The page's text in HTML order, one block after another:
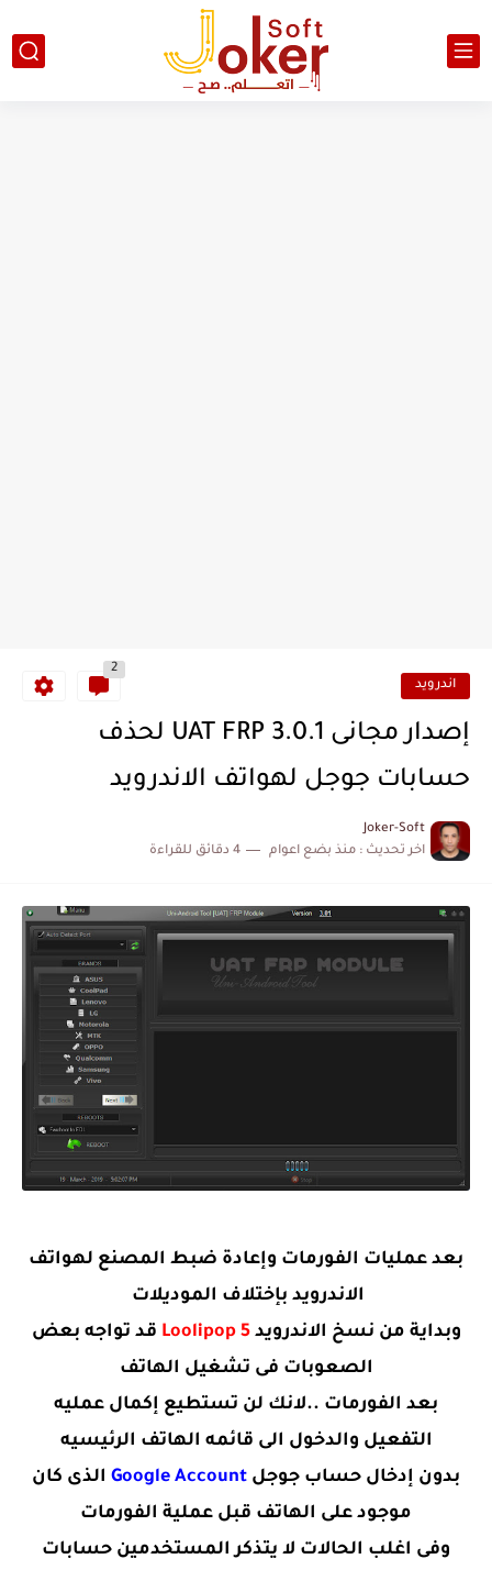
اندرويد
2
إصدار مجانى UAT FRP 3.0.1 لحذف
حسابات جوجل لهواتف الاندرويد
Joker-Soft
اخر تحديث : منذ بضع اعوام 4 دقائق للقراءة
بعد عمليات الفورمات وإعادة ضبط المصنع لهواتف
الاندرويد بإختلاف الموديلات
وبداية من نسخ الاندرويدLoolipop 5 قد تواجه بعض
الصعوبات فى تشغيل الهاتف
بعد الفورمات ..لانك لن تستطيع إكمال عمليه
التفعيل والدخول الى قائمه الهاتف الرئيسيه
بدون إدخال حساب جوجل Google Account الذى كان
موجود على الهاتف قبل عملية الفورمات
وفى اغلب الحالات لا يتذكر المستخدمين حسابات